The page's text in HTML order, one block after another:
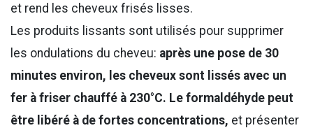
et rend les cheveux frisés lisses.
Les produits lissants sont utilisés pour supprimer
les ondulations du cheveu: après une pose de 30
minutes environ, les cheveux sont lissés avec un
fer à friser chauffé à 230°C. Le formaldéhyde peut
être libéré à de fortes concentrations, et présenter